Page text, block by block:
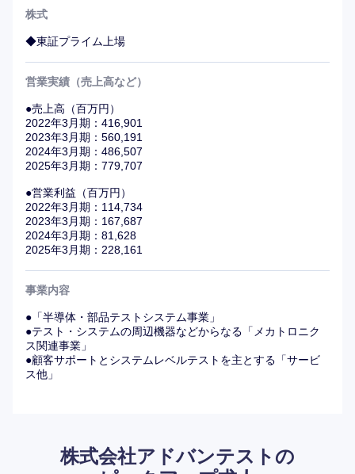
株式
◆東証プライム上場
営業実績（売上高など）
●売上高（百万円）
2022年3月期：416,901
2023年3月期：560,191
2024年3月期：486,507
2025年3月期：779,707
●営業利益（百万円）
2022年3月期：114,734
2023年3月期：167,687
2024年3月期：81,628
2025年3月期：228,161
事業内容
●「半導体・部品テストシステム事業」
●テスト・システムの周辺機器などからなる「メカトロニク
ス関連事業」
●顧客サポートとシステムレベルテストを主とする「サービ
ス他」
株式会社アドバンテストの